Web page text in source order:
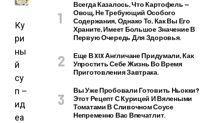
Ку
ри
ны
й
су
п –
ид
еа
Всегда Казалось, Что Картофель —
Овощ, Не Требующий Особого
Содержания, Однако То, Как Вы Его
Храните, Имеет Большое Значение В
Первую Очередь Для Здоровья.
Еще В XIX Англичане Придумали, Как
Упростить Себе Жизнь Во Время
Приготовления Завтрака.
Вы Уже Пробовали Готовить Ньокки?
Этот Рецепт С Курицей И Вялеными
Томатами В Сливочном Соусе
Непременно Вас Впечатлит.